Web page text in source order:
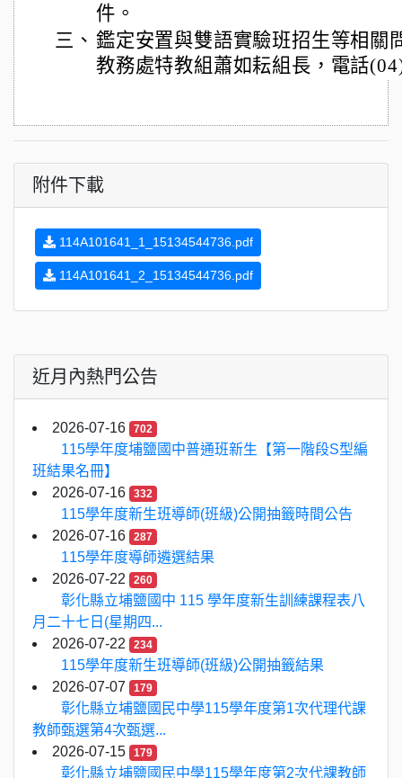
件。
三、 鑑定安置與雙語實驗班招生等相關
教務處特教組蕭如耘組長，電話
附件下載
114A101641_1_15134544736.pdf
114A101641_2_15134544736.pdf
近月內熱門公告
2026-07-16 702
115學年度埔鹽國中普通班新生【第一階段S型編
班結果名冊】
2026-07-16
332
115學年度新生班導師(班級)公開抽籤時間公告
2026-07-16
287
115學年度導師遴選結果
2026-07-22
260
彰化縣立埔鹽國中 115 學年度新生訓練課程表八
月二十七日(星期四...
2026-07-22
234
115學年度新生班導師(班級)公開抽籤結果
2026-07-07
179
彰化縣立埔鹽國民中學115學年度第1次代理代課
教師甄選第4次甄選...
2026-07-15
179
彰化縣立埔鹽國民中學115學年度第2次代課教師